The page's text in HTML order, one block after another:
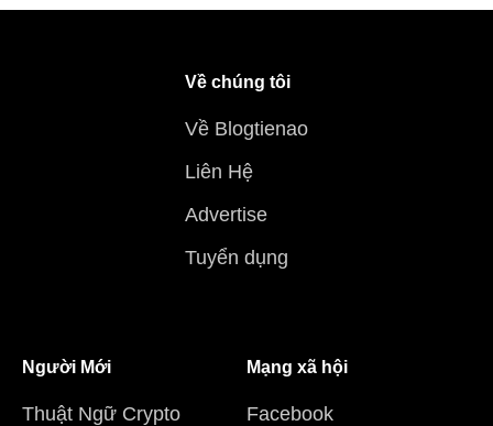
Về chúng tôi
Về Blogtienao
Liên Hệ
Advertise
Tuyển dụng
Người Mới
Thuật Ngữ Crypto
Mạng xã hội
Facebook